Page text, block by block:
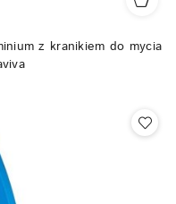
z kranikiem do mycia